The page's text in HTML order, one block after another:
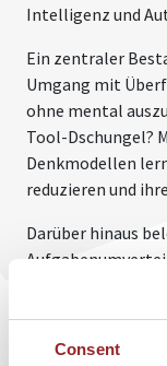
Consent
Intelligenz und
Ein zentraler
Umgang mit
ohne mental
Tool-Dschungel?
Denkmodellen
reduzieren und
Darüber hinaus
Organisationen.